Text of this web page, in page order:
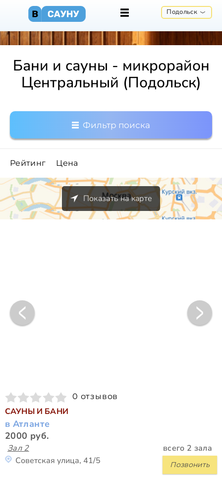
Подольск
Бани и сауны - микрорайон
Центральный (Подольск)
Фильтр поиска
Рейтинг Цена
Показать на карте
0 отзывов
САУНЫ И БАНИ
в Атланте
2000 руб.
Зал 2 всего 2 зала
Позвонить
Советская улица, 41/5